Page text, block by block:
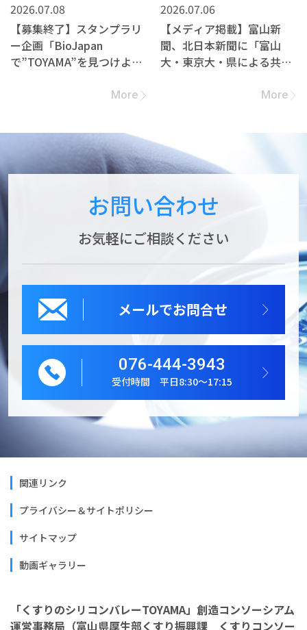
2026.07.08
【募集終了】スタンプラリ
ー企画「BioJapan
で”TOYAMA”を見つけよ
More
2026.07.06
【メディア掲載】富山新
聞、北日本新聞に「富山
大・東京大・県による共同
More
お問い合わせ
お気軽にご相談ください
メールでお問合せ
076-444-3943
受付時間 平日8:30～17:15
関連リンク
プライバシー＆サイトポリシー
サイトマップ
動画ギャラリー
「くすりのシリコンバレーTOYAMA」創造コンソーシアム
運営事務局（富山県厚生部くすり振興課 くすりコンソー